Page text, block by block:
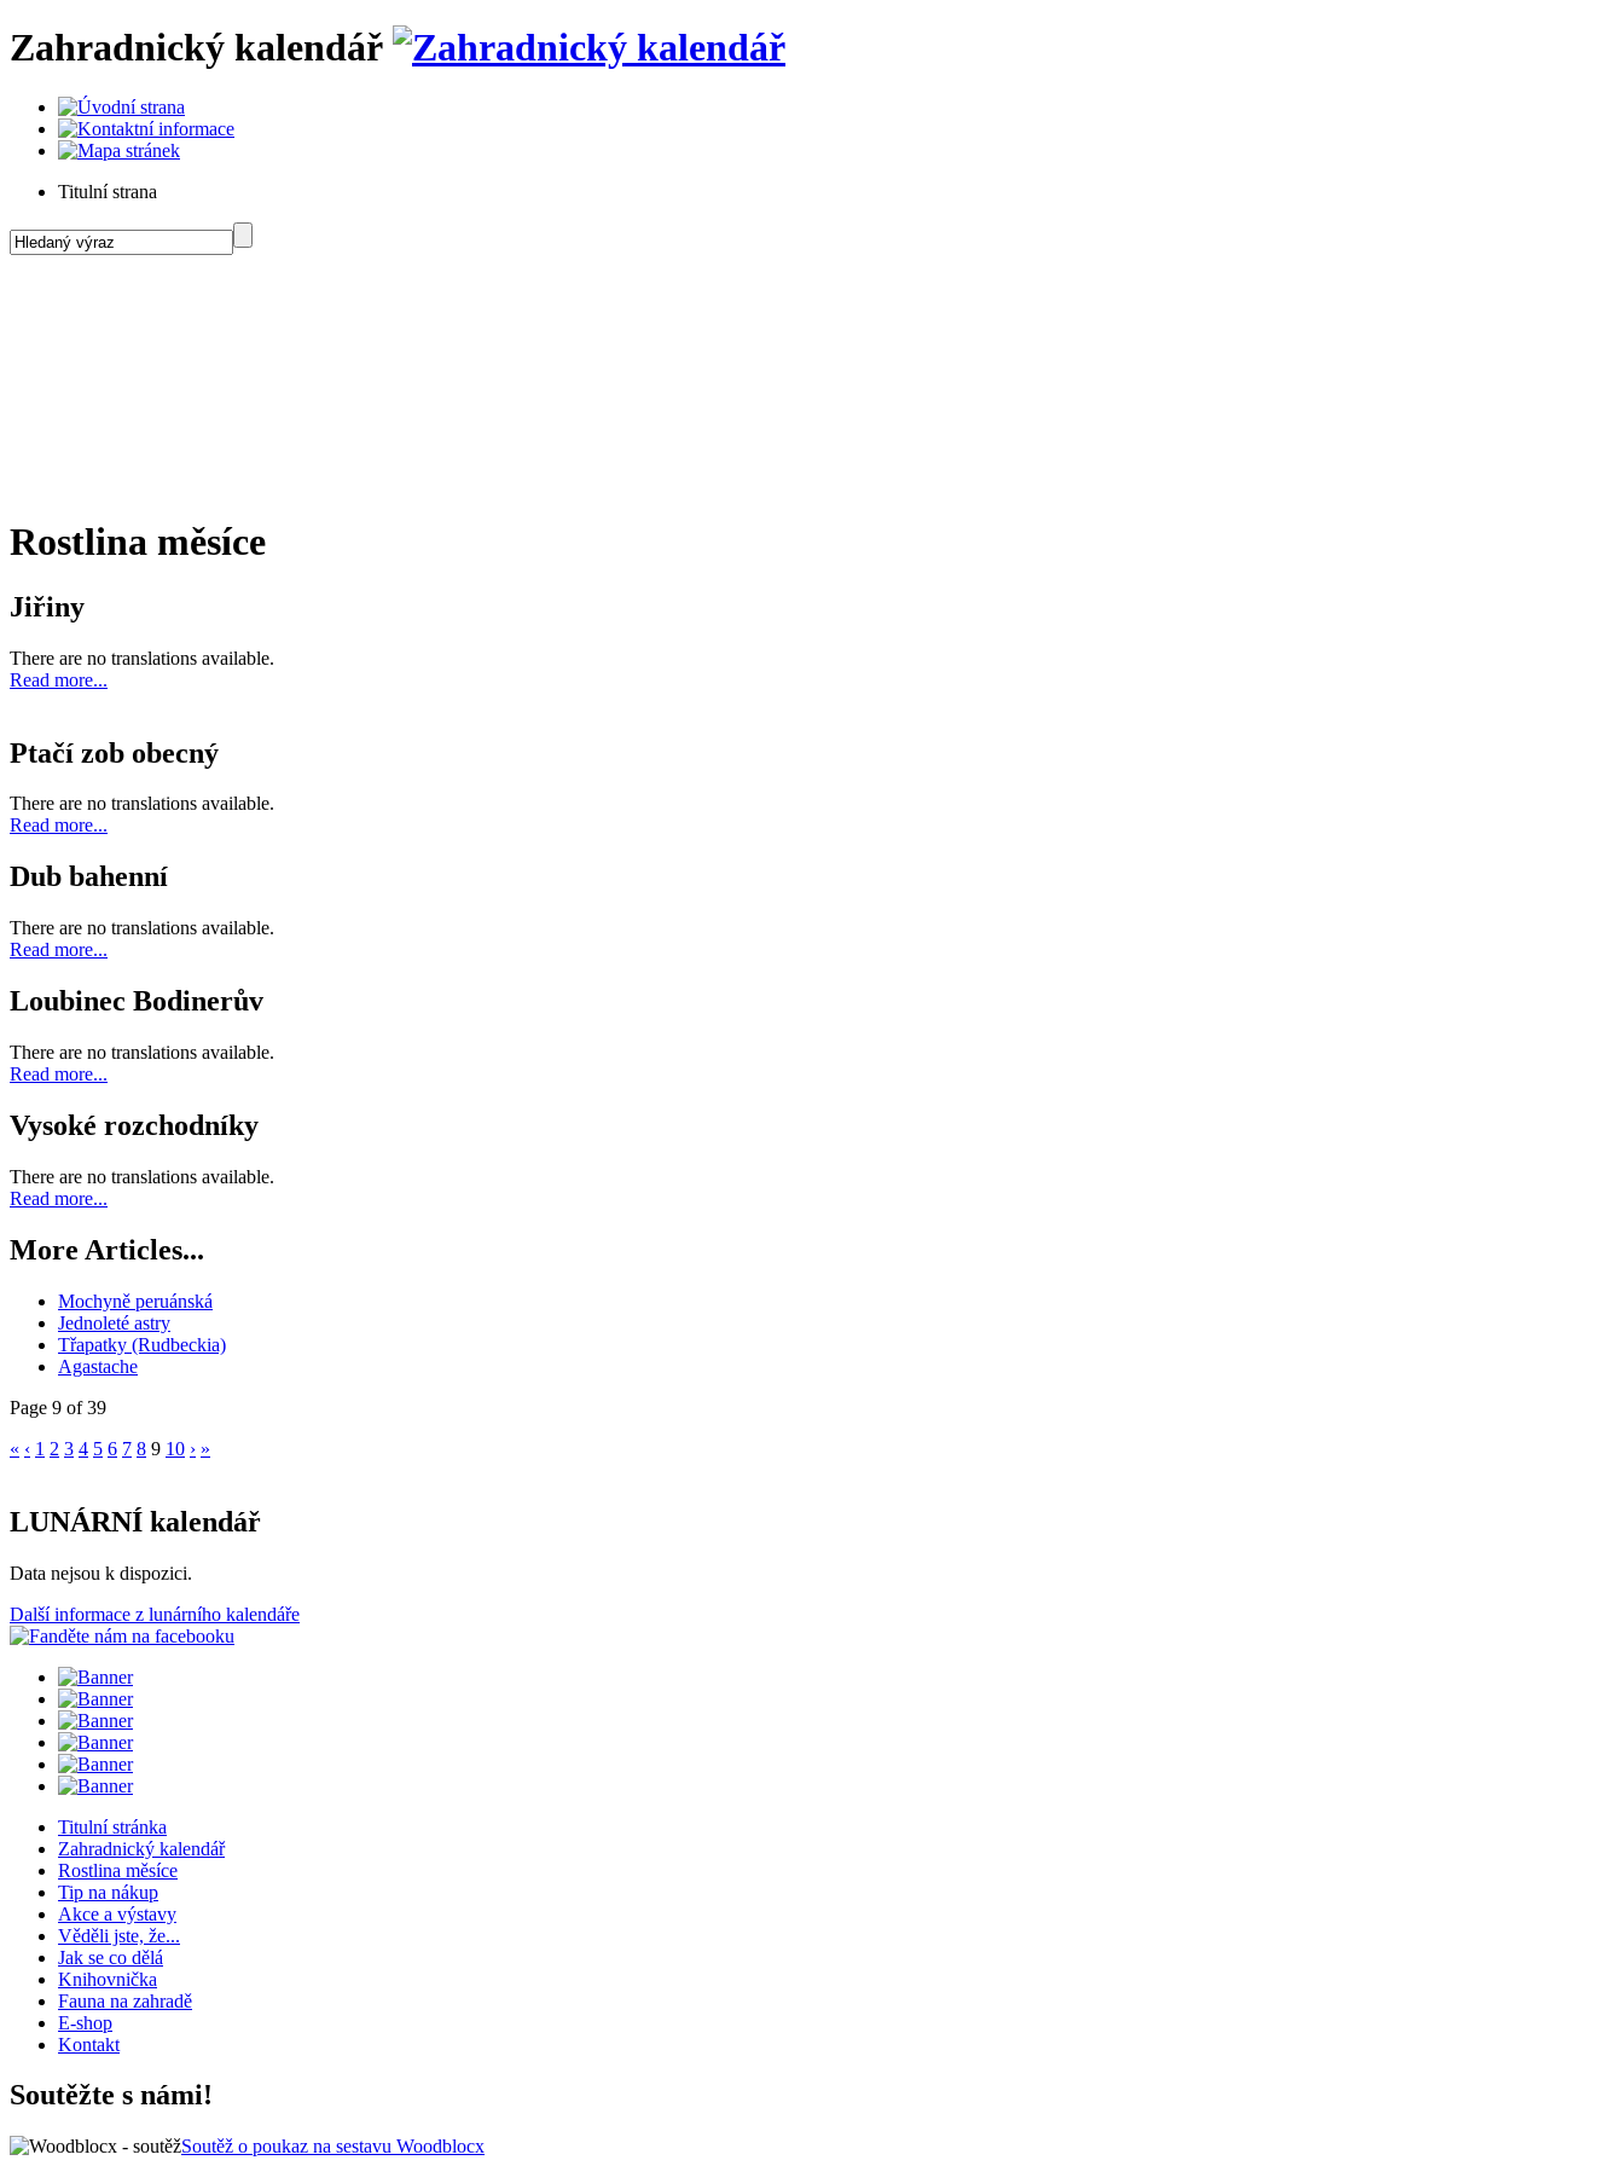
Zahradnický kalendář
Titulní strana
Rostlina měsíce
Jiřiny
There are no translations available.
Read more...
Ptačí zob obecný
There are no translations available.
Read more...
Dub bahenní
There are no translations available.
Read more...
Loubinec Bodinerův
There are no translations available.
Read more...
Vysoké rozchodníky
There are no translations available.
Read more...
More Articles...
Mochyně peruánská
Jednoleté astry
Třapatky (Rudbeckia)
Agastache
Page 9 of 39
« ‹ 1 2 3 4 5 6 7 8 9 10 › »
LUNÁRNÍ kalendář
Data nejsou k dispozici.
Další informace z lunárního kalendáře
Titulní stránka
Zahradnický kalendář
Rostlina měsíce
Tip na nákup
Akce a výstavy
Věděli jste, že...
Jak se co dělá
Knihovnička
Fauna na zahradě
E-shop
Kontakt
Soutěžte s námi!
Soutěž o poukaz na sestavu Woodblocx